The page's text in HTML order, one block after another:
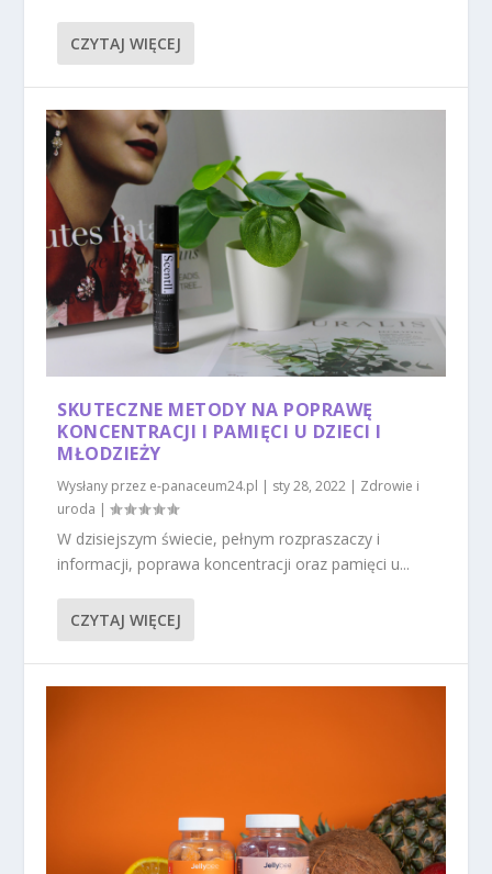
CZYTAJ WIĘCEJ
SKUTECZNE METODY NA POPRAWĘ
KONCENTRACJI I PAMIĘCI U DZIECI I
MŁODZIEŻY
Wysłany przez e-panaceum24.pl | sty 28, 2022 | Zdrowie i
uroda |
W dzisiejszym świecie, pełnym rozpraszaczy i
informacji, poprawa koncentracji oraz pamięci u...
CZYTAJ WIĘCEJ